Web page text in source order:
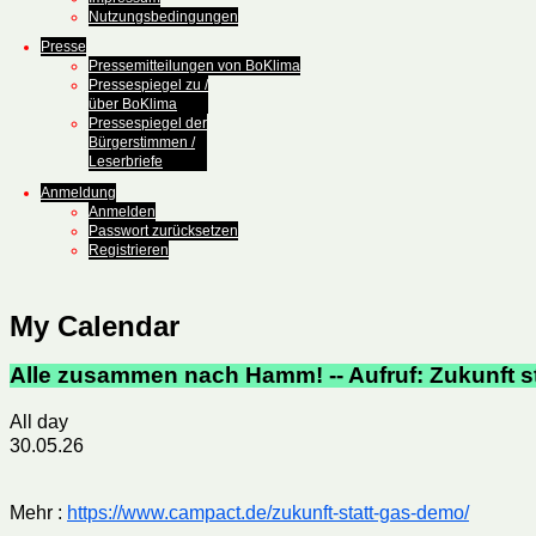
Nutzungsbedingungen
Presse
Pressemitteilungen von BoKlima
Pressespiegel zu /
über BoKlima
Pressespiegel der
Bürgerstimmen /
Leserbriefe
Anmeldung
Anmelden
Passwort zurücksetzen
Registrieren
My Calendar
Alle zusammen nach Hamm! -- Aufruf: Zukunft
All day
30.05.26
Mehr : https://www.campact.de/zukunft-statt-gas-demo/